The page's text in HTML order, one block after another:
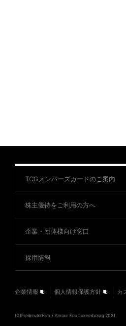
TCGメンバーズカードのご案内
株主優待をご利用の方へ
企業・団体様向け窓口
採用情報
企業情報 個人情報保護方針 カ
(C)FreibeuterFilm / Amour Fou Luxembourg 2021